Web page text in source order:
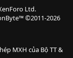
Ltd.
©2011-2026
MXH của Bộ TT &